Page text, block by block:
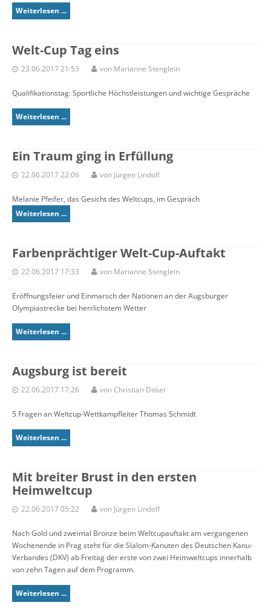
Weiterlesen ...
Welt-Cup Tag eins
23.06.2017 21:53 von Marianne Stenglein
Qualifikationstag: Sportliche Höchstleistungen und wichtige Gespräche
Weiterlesen ...
Ein Traum ging in Erfüllung
22.06.2017 22:06 von Jürgen Lindolf
Melanie Pfeifer, das Gesicht des Weltcups, im Gespräch
Weiterlesen ...
Farbenprächtiger Welt-Cup-Auftakt
22.06.2017 17:33 von Marianne Stenglein
Eröffnungsfeier und Einmarsch der Nationen an der Augsburger
Olympiastrecke bei herrlichstem Wetter
Weiterlesen ...
Augsburg ist bereit
22.06.2017 17:26 von Christian Doser
5 Fragen an Weltcup-Wettkampfleiter Thomas Schmidt
Weiterlesen ...
Mit breiter Brust in den ersten
Heimweltcup
22.06.2017 05:22 von Jürgen Lindolf
Nach Gold und zweimal Bronze beim Weltcupauftakt am vergangenen
Wochenende in Prag steht für die Slalom-Kanuten des Deutschen Kanu-
Verbandes (DKV) ab Freitag der erste von zwei Heimweltcups innerhalb
von zehn Tagen auf dem Programm.
Weiterlesen ...